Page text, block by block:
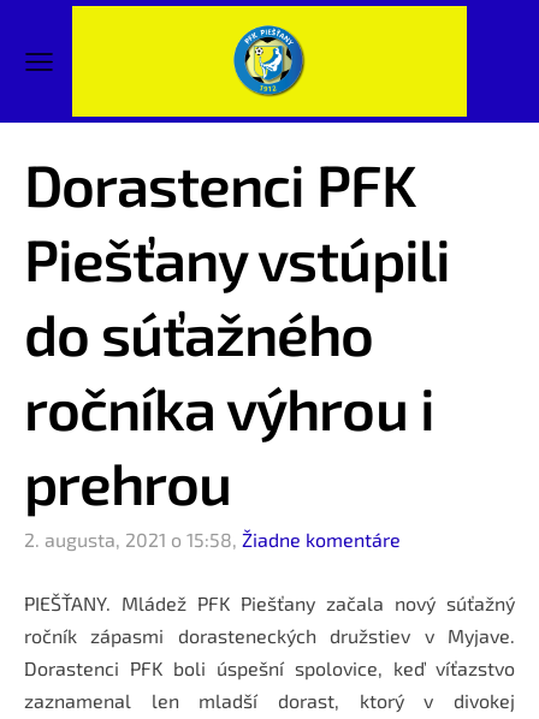
Dorastenci PFK
Piešťany vstúpili
do súťažného
ročníka výhrou i
prehrou
2. augusta, 2021 o 15:58, Žiadne komentáre
PIEŠŤANY. Mládež PFK Piešťany začala nový súťažný
ročník zápasmi dorasteneckých družstiev v Myjave.
Dorastenci PFK boli úspešní spolovice, keď víťazstvo
zaznamenal len mladší dorast, ktorý v divokej